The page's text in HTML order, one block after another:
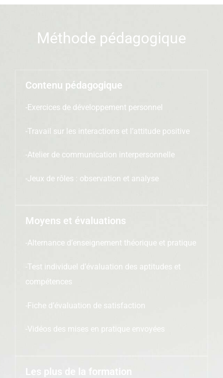
Méthode pédagogique
Contenu pédagogique
-Exercices de développement personnel
-Travail sur les interactions et l’attitude positive
-Atelier de communication interpersonnelle
-Jeux de rôles : observation et analyse
Moyens et évaluations
-Alternance d’enseignement théorique et pratique
-Test individuel d’évaluation des aptitudes et
compétences
-Fiche d’évaluation de satisfaction
-Vidéos des mises en pratique envoyées
Les plus de la formation